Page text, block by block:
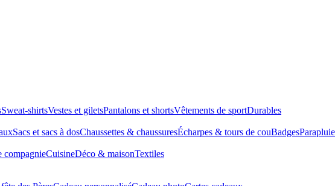
Sweat-shirtsVestes et giletsPantalons et shortsVêtements de sportDurables
Sacs et sacs à dosChaussettes & chaussuresÉcharpes & tours de couBadges
compagnieCuisineDéco & maisonTextiles